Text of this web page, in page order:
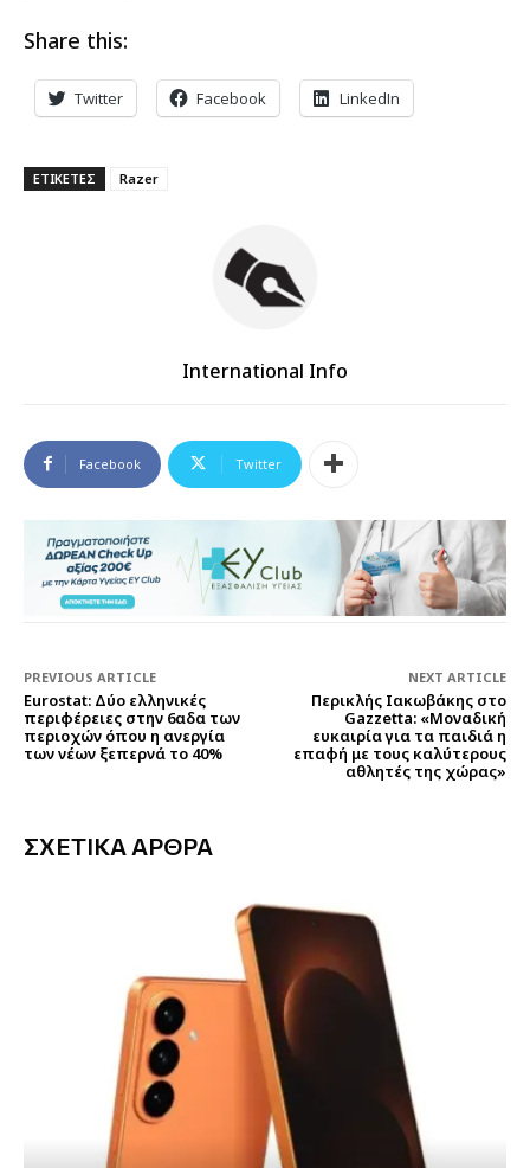
Share this:
Twitter Facebook LinkedIn
ΕΤΙΚΕΤΕΣ Razer
International Info
Facebook Twitter
PREVIOUS ARTICLE
Eurostat: Δύο ελληνικές
περιφέρειες στην 6αδα των
περιοχών όπου η ανεργία
των νέων ξεπερνά το 40%
NEXT ARTICLE
Περικλής Ιακωβάκης στο
Gazzetta: «Μοναδική
ευκαιρία για τα παιδιά η
επαφή με τους καλύτερους
αθλητές της χώρας»
ΣΧΕΤΙΚΑ ΑΡΘΡΑ